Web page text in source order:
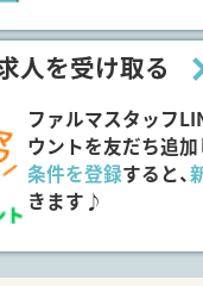
人を受け取る
ファルマスタッフ
ウントを友だち追加
条件を登録すると、
きます♪